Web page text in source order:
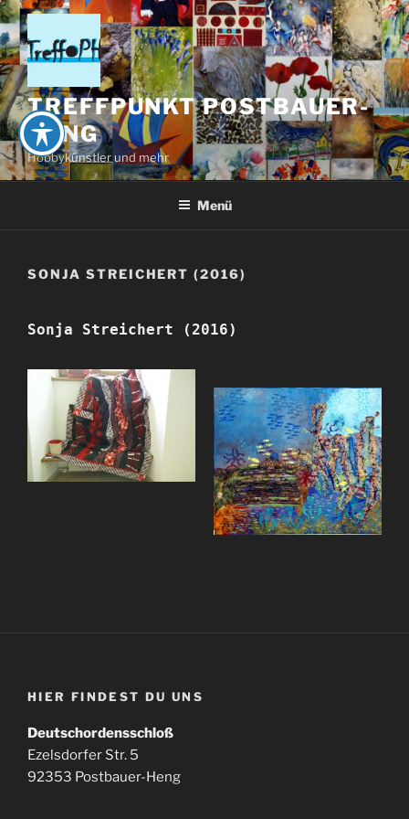
Zum
Inhalt
springen
TREFFPUNKT POSTBAUER-
HENG
Hobbykünstler und mehr
Menü
SONJA STREICHERT (2016)
Sonja Streichert (2016)
HIER FINDEST DU UNS
Deutschordensschloß
Ezelsdorfer Str. 5
92353 Postbauer-Heng